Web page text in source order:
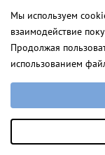
Мы используем
взаимодействие
Продолжая
использованием
Выберите
Аналитические/